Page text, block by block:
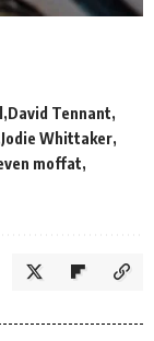
David Tennant
Jodie Whittaker
moffat